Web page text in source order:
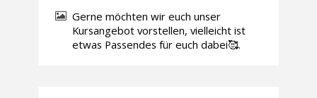
Gerne möchten wir euch unser
Kursangebot vorstellen, vielleicht ist
etwas Passendes für euch dabei🥰.